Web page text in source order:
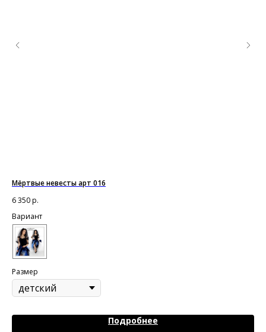
Мёртвые невесты арт 016
6 350р.
Вариант
Размер
Подробнее